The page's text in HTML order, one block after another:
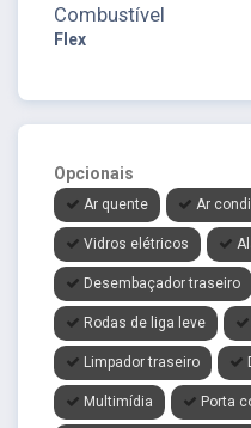
Combustível
Flex
Opcionais
Ar quente Ar
Vidros elétricos
Desembaçador traseiro
Rodas de liga leve
Limpador traseiro
Multimídia Porta